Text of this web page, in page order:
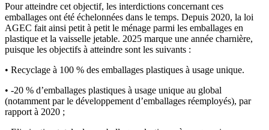
Pour atteindre cet objectif, les interdictions concernant ces
emballages ont été échelonnées dans le temps. Depuis 2020, la loi
AGEC fait ainsi petit à petit le ménage parmi les emballages en
plastique et la vaisselle jetable. 2025 marque une année charnière,
puisque les objectifs à atteindre sont les suivants :
• Recyclage à 100 % des emballages plastiques à usage unique.
• -20 % d’emballages plastiques à usage unique au global
(notamment par le développement d’emballages réemployés), par
rapport à 2020 ;